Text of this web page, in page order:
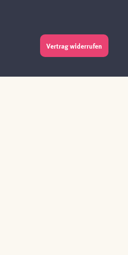
Vertrag widerrufen